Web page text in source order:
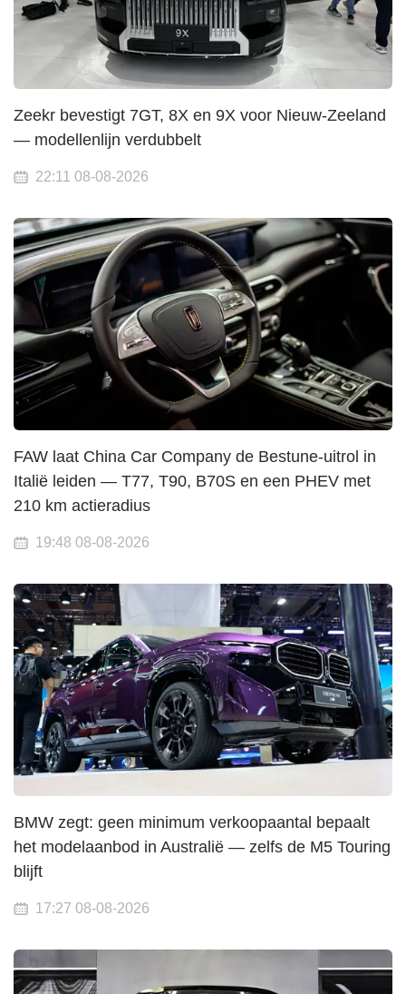
Zeekr bevestigt 7GT, 8X en 9X voor Nieuw-Zeeland
— modellenlijn verdubbelt
22:11 08-08-2026
FAW laat China Car Company de Bestune-uitrol in
Italië leiden — T77, T90, B70S en een PHEV met
210 km actieradius
19:48 08-08-2026
BMW zegt: geen minimum verkoopaantal bepaalt
het modelaanbod in Australië — zelfs de M5 Touring
blijft
17:27 08-08-2026